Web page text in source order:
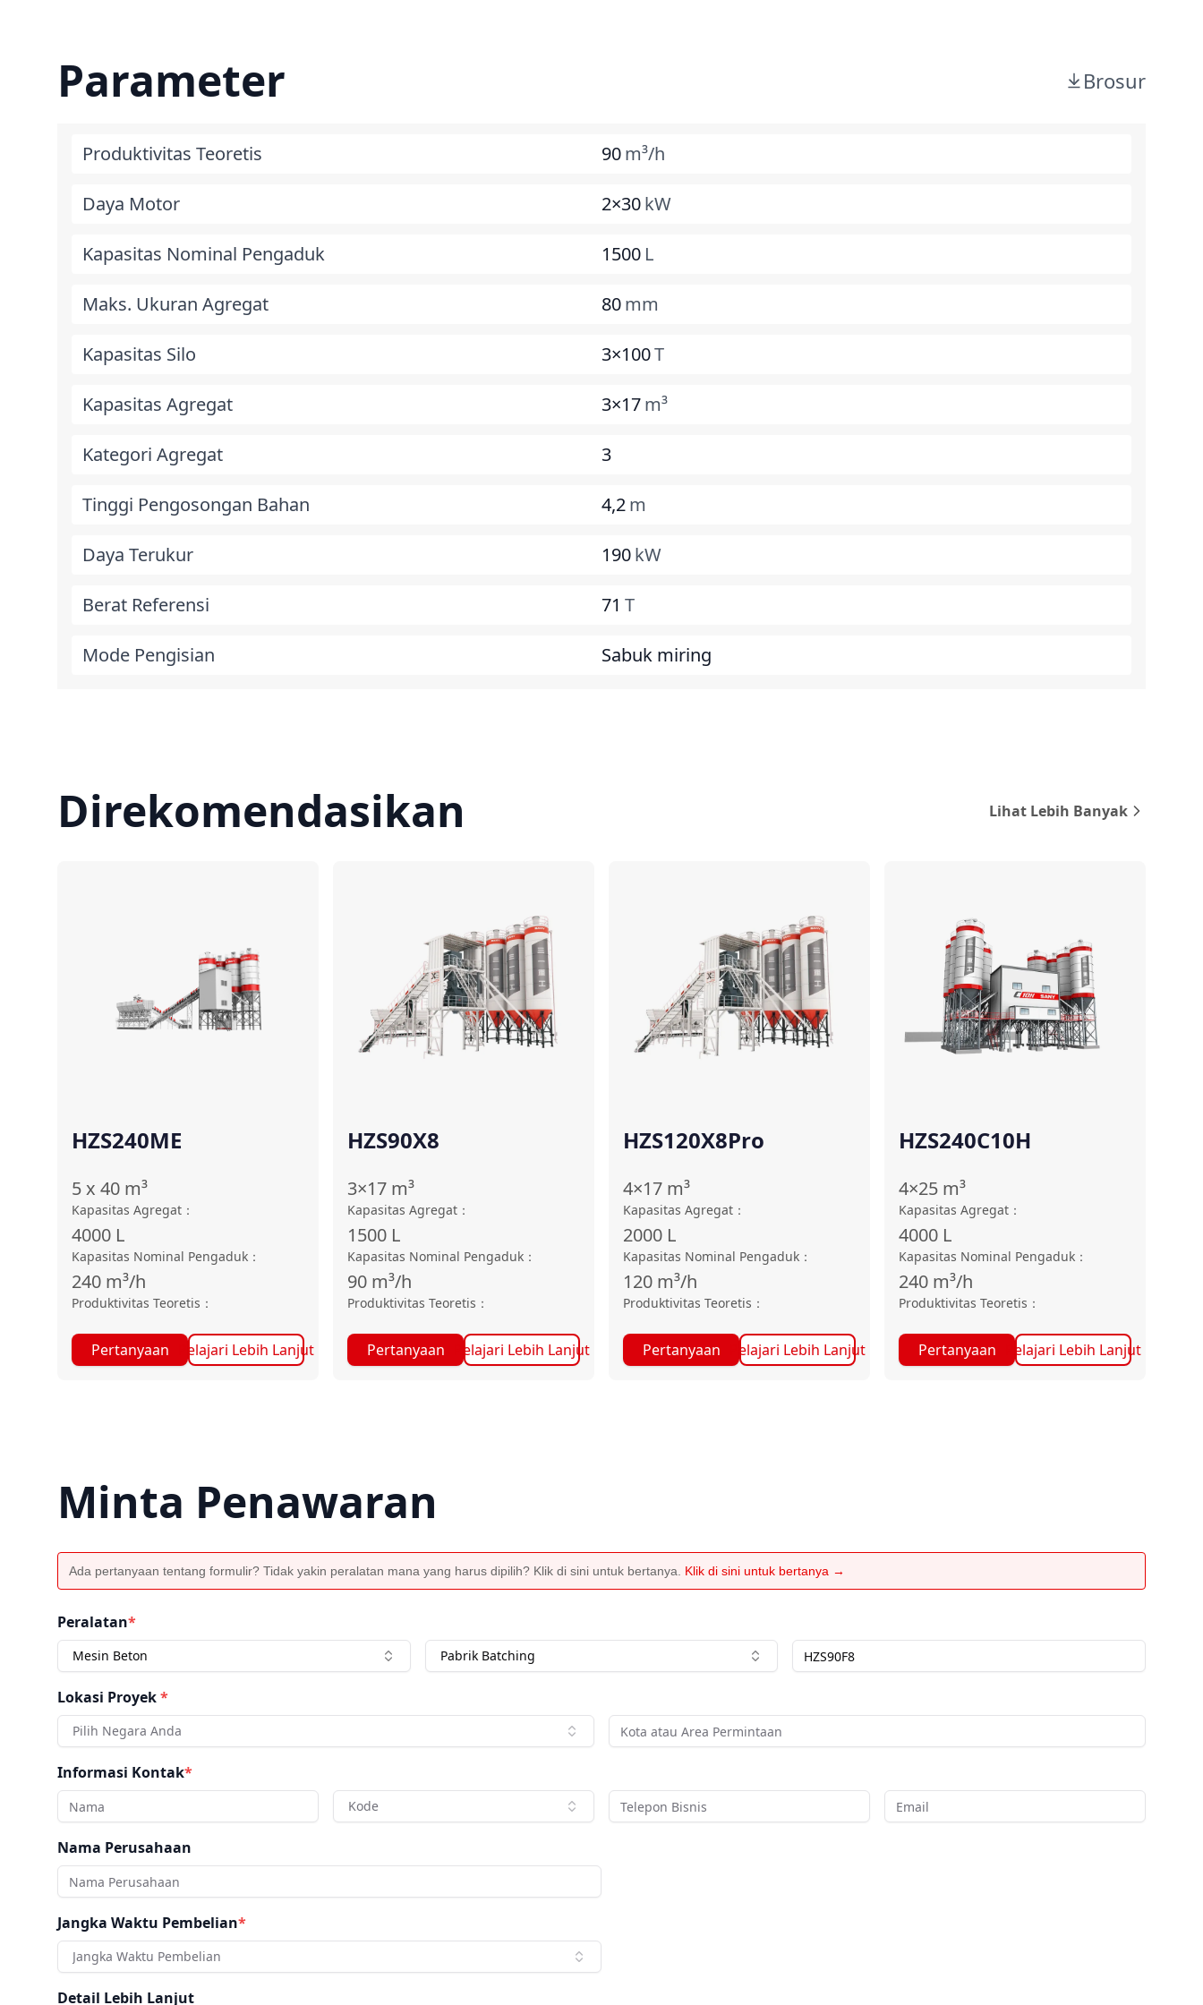
Parameter Brosur
Produktivitas Teoretis 90m³/h
Daya Motor 2×30kW
Kapasitas Nominal Pengaduk 1500 L
Maks. Ukuran Agregat 80mm
Kapasitas Silo 3×100T
Kapasitas Agregat 3×17m³
Kategori Agregat 3
Tinggi Pengosongan Bahan 4,2m
Daya Terukur 190kW
Berat Referensi 71 T
Mode Pengisian Sabuk miring
Direkomendasikan Lihat Lebih Banyak
HZS240ME
5 x 40 m³
Kapasitas Agregat ：
4000 L
Kapasitas Nominal Pengaduk ：
240 m³/h
Produktivitas Teoretis ：
Pertanyaan Pelajari Lebih Lanjut
HZS90X8
3×17 m³
Kapasitas Agregat ：
1500 L
Kapasitas Nominal Pengaduk ：
90 m³/h
Produktivitas Teoretis ：
Pertanyaan Pelajari Lebih Lanjut
HZS120X8Pro
4×17 m³
Kapasitas Agregat ：
2000 L
Kapasitas Nominal Pengaduk ：
120 m³/h
Produktivitas Teoretis ：
Pertanyaan Pelajari Lebih Lanjut
HZS240C10H
4×25 m³
Kapasitas Agregat ：
4000 L
Kapasitas Nominal Pengaduk ：
240 m³/h
Produktivitas Teoretis ：
Pertanyaan Pelajari Lebih Lanjut
Minta Penawaran
Ada pertanyaan tentang formulir? Tidak yakin peralatan mana yang harus dipilih? Klik di sini untuk bertanya. Klik di sini untuk bertanya →
Peralatan*
Mesin Beton Pabrik Batching
Lokasi Proyek*
Pilih Negara Anda
Informasi Kontak*
Kode
Nama Perusahaan
Jangka Waktu Pembelian*
Jangka Waktu Pembelian
Detail Lebih Lanjut